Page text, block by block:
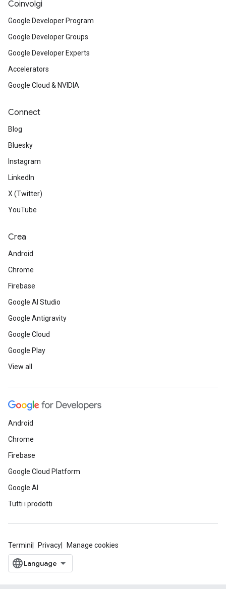
Coinvolgi
Google Developer Program
Google Developer Groups
Google Developer Experts
Accelerators
Google Cloud & NVIDIA
Connect
Blog
Bluesky
Instagram
LinkedIn
X (Twitter)
YouTube
Crea
Android
Chrome
Firebase
Google AI Studio
Google Antigravity
Google Cloud
Google Play
View all
Android
Chrome
Firebase
Google Cloud Platform
Google AI
Tutti i prodotti
Termini Privacy Manage cookies